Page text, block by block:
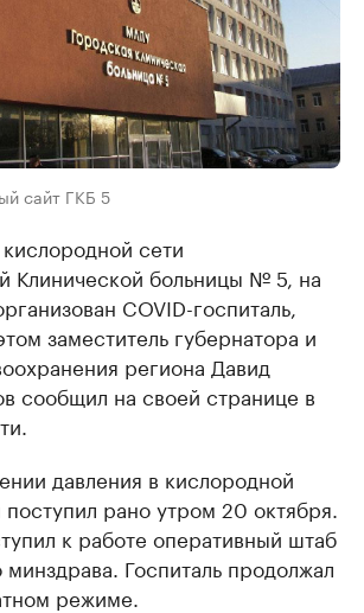
сайт ГКБ 5
сети
Клинической больницы № 5, на
COVID-госпиталь,
заместитель губернатора и
региона Давид
сообщил на своей странице в
давления в кислородной
рано утром 20 октября.
к работе оперативный штаб
минздрава. Госпиталь продолжал
режиме.